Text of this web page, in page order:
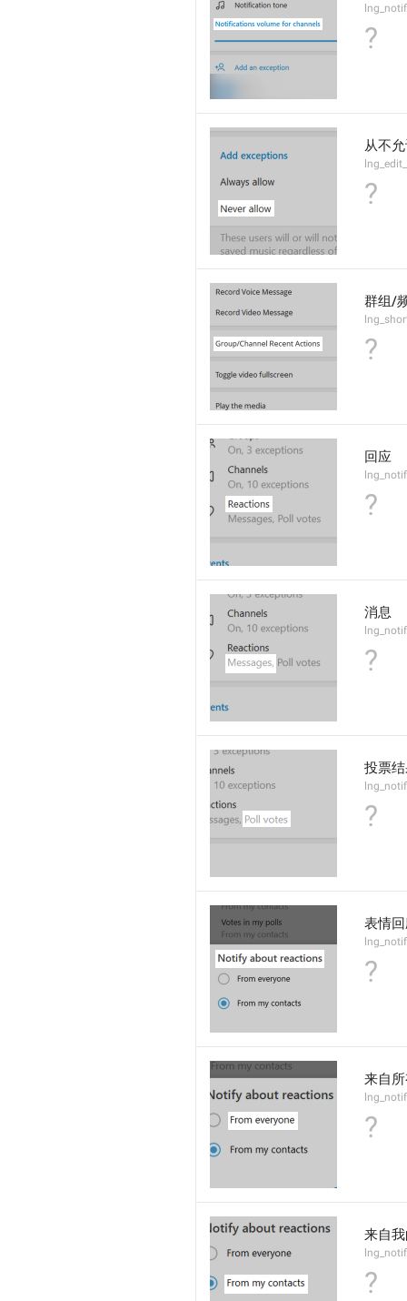
?
从不
?
群组/
?
回应
?
消息
?
投票
?
表情
?
来自
?
来自
?